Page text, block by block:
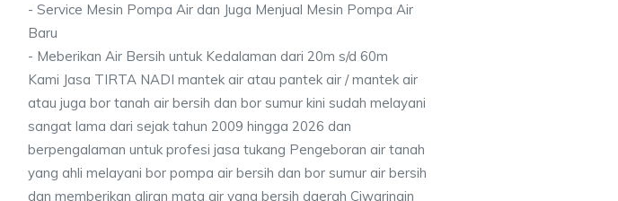
- Service Mesin Pompa Air dan Juga Menjual Mesin Pompa Air
Baru
- Meberikan Air Bersih untuk Kedalaman dari 20m s/d 60m
Kami Jasa TIRTA NADI mantek air atau pantek air / mantek air
atau juga bor tanah air bersih dan bor sumur kini sudah melayani
sangat lama dari sejak tahun 2009 hingga 2026 dan
berpengalaman untuk profesi jasa tukang Pengeboran air tanah
yang ahli melayani bor pompa air bersih dan bor sumur air bersih
dan memberikan aliran mata air yang bersih daerah Ciwaringin